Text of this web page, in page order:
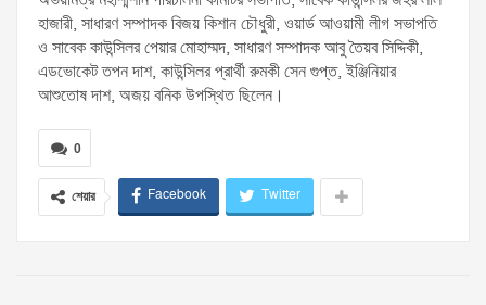
হাজারী, সাধারণ সম্পাদক বিজয় কিশান চৌধুরী, ওয়ার্ড আওয়ামী লীগ সভাপতি
ও সাবেক কাউন্সিলর পেয়ার মোহাম্মদ, সাধারণ সম্পাদক আবু তৈয়ব সিদ্দিকী,
এডভোকেট তপন দাশ, কাউন্সিলর প্রার্থী রুমকী সেন গুপ্ত, ইঞ্জিনিয়ার
আশুতোষ দাশ, অজয় বনিক উপস্থিত ছিলেন।
0
শেয়ার Facebook Twitter